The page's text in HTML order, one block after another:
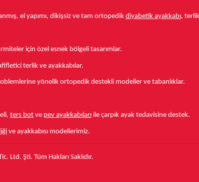
el yapımı, dikişsiz ve tam ortopedik diyabetik ayakkabı,
için özel esnek bölgeli tasarımlar.
terlik ve ayakkabılar.
yönelik ortopedik destekli modeller ve tabanlıklar.
ters bot ve pev ayakkabıları ile çarpık ayak tedavisine destek.
ve ayakkabısı modellerimiz.
Ltd. Şti. Tüm Hakları Saklıdır.